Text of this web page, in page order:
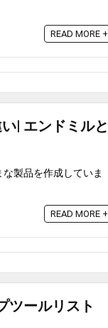
READ MORE +
| エンドミルと
製品を作成していま
READ MORE +
ツールリスト